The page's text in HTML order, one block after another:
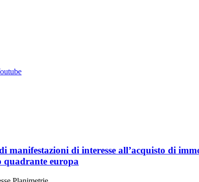
manifestazioni di interesse all’acquisto di
quadrante europa